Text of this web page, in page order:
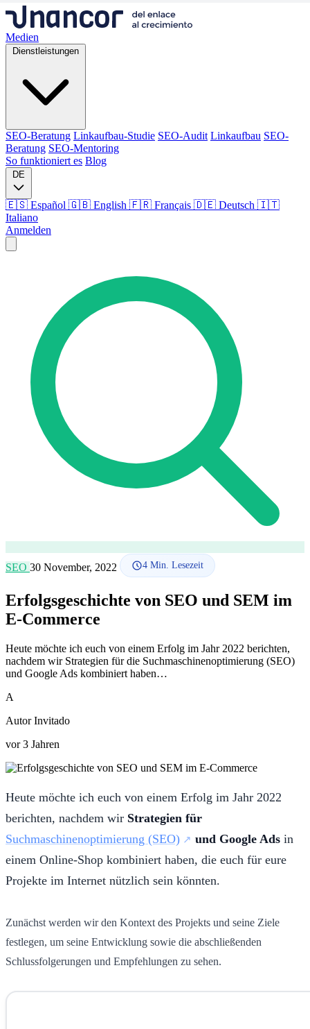
Medien
Dienstleistungen
SEO-Beratung Linkaufbau-Studie SEO-Audit Linkaufbau SEO-
Beratung SEO-Mentoring
So funktioniert es Blog
DE
🇪🇸 Español 🇬🇧 English 🇫🇷 Français 🇩🇪 Deutsch 🇮🇹
Italiano
Anmelden
SEO-Beratung Linkaufbau
Beratung
SEO-Mentoring
So funktioniert es
Sprache
🇪🇸 ES
🇬🇧 EN 🇮🇹 IT
SEO 30 November, 2022 4 Min. Lesezeit
Erfolgsgeschichte von SEO und SEM im
E-Commerce
Heute möchte ich euch von einem Erfolg im Jahr 2022 berichten,
nachdem wir Strategien für die Suchmaschinenoptimierung (SEO)
und Google Ads kombiniert haben…
A
Autor Invitado
vor 3 Jahren
Heute möchte ich euch von einem Erfolg im Jahr 2022
berichten, nachdem wir Strategien für
Suchmaschinenoptimierung (SEO)
und Google Ads in
einem Online-Shop kombiniert haben, die euch für eure
Projekte im Internet nützlich sein könnten.
Zunächst werden wir den Kontext des Projekts und seine Ziele
festlegen, um seine Entwicklung sowie die abschließenden
Schlussfolgerungen und Empfehlungen zu sehen.